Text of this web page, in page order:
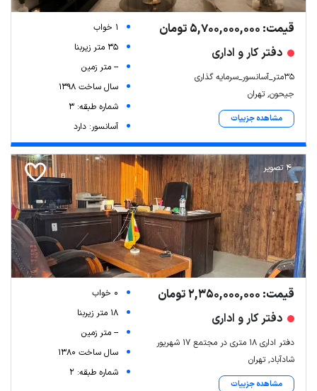
قیمت: 5,700,000,000 تومان
دفتر کار و اداری
۳۵متر_آسانسور_سرمایه گذاری
جیحون, تهران
مشاهده جزییات
1 خواب
35 متر زیربنا
-- متر زمین
سال ساخت 1398
شماره طبقه: 3
آسانسور: دارد
4 تصویر
قیمت: 2,350,000,000 تومان
دفتر کار و اداری
دفتر اداری 18 متری در مجتمع 17 شهریور
شادآباد, تهران
مشاهده جزییات
0 خواب
18 متر زیربنا
-- متر زمین
سال ساخت 1380
شماره طبقه: 2